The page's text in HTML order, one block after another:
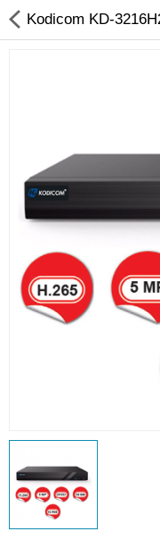
Kameralar
Kayıt Cihazları
Hırsız Alarm Sistemleri
Yangın Alarm Sistemleri
Aksesuarlar
Plaka Tanıma Sistemi